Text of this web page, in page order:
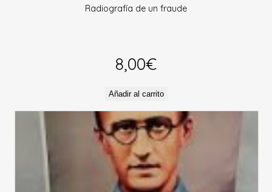
Radiografía de un fraude
8,00€
Añadir al carrito